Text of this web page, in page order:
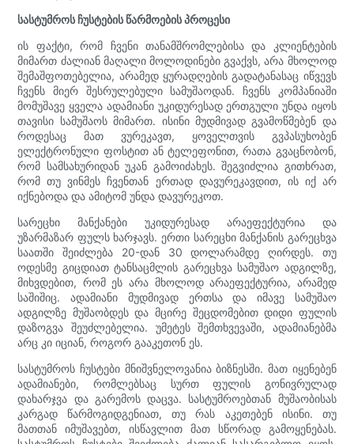
სასტუმროს ჩუსტების წარმოების პროცესი
ის ფაქტი, რომ ჩვენი თანამშრომლებისა და კლიენტების
მიმართ ძალიან მაღალი მოლოდინები გვაქვს, არა მხოლოდ
შემაშფოთებელია, არამედ ყურადღების გადატანასაც იწვევს
ჩვენს მიერ შესრულებული სამუშაოდან. ჩვენს კომპანიაში
მომუშავე ყველა ადამიანი უკიდურესად ერთგული უნდა იყოს
თავისი სამუშაოს მიმართ. ისინი მუდმივად გვამოწმებენ და
როდესაც მათ ვურეკავთ, ყოველთვის გვპასუხობენ
ელექტრონული ფოსტით ან ტელეფონით, რათა გვაცნობონ,
რომ სამსახურიდან უკან გამოიძახეს. შეგვიძლია გითხრათ,
რომ თუ ვინმეს ჩვენთან ერთად დავურეკავდით, ის იქ არ
იქნებოდა და ამიტომ უნდა დავურეკოთ.
სარეცხი მანქანები უკიდურესად არაეფექტურია და
უზარმაზარ ფულს ხარჯავს. ერთი სარეცხი მანქანის გარეცხვა
საათში შეიძლება 20-დან 30 დოლარამდე ღირდეს. თუ
ოდესმე გიცდიათ ტანსაცმლის გარეცხვა სამუშაო ადგილზე,
მიხვდებით, რომ ეს არა მხოლოდ არაეფექტურია, არამედ
საშიშიც. ადამიანი მუდმივად ერთსა და იმავე სამუშაო
ადგილზე მუშაობდეს და მცირე შეცდომებით დიდი ფულის
დაზოგვა შეუძლებელია. უმეტეს შემთხვევაში, ადამიანებმა
არც კი იციან, როგორ გააკეთონ ეს.
სასტუმროს ჩუსტები მნიშვნელოვანია ბიზნესში. მათ იყენებენ
ადამიანები, რომლებსაც სურთ ფულის გონივრულად
დახარჯვა და გარემოს დაცვა. სასტუმროებთან მუშაობისას
კარგად წარმოგიდგენიათ, თუ რას აკეთებენ ისინი. თუ
მათთან იმუშავებთ, ისწავლით მათ სწორად გამოყენებას.